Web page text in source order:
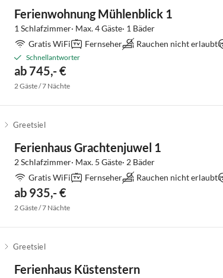
Ferienwohnung Mühlenblick 1
1 Schlafzimmer· Max. 4 Gäste· 1 Bäder
Gratis WiFi
Fernseher Rauchen nicht erlaubt
Schnellantworter
ab 745,- €
2 Gäste / 7 Nächte
Greetsiel
Ferienhaus Grachtenjuwel 1
2 Schlafzimmer· Max. 5 Gäste· 2 Bäder
Gratis WiFi
Fernseher Rauchen nicht erlaubt
ab 935,- €
2 Gäste / 7 Nächte
Greetsiel
Ferienhaus Küstenstern